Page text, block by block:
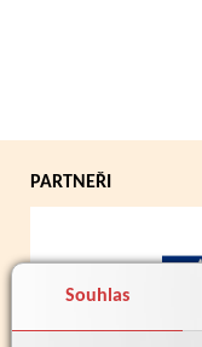
Souhlas
PARTNEŘI